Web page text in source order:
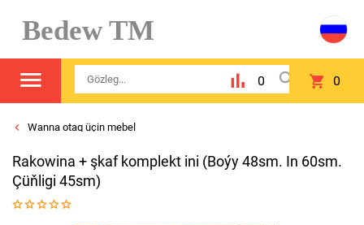
Bedew TM
0 0
Wanna otag üçin mebel
Rakowina + şkaf komplekt ini (Boýy 48sm. In 60sm.
Çüňligi 45sm)